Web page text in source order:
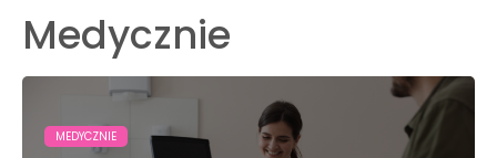
Medycznie
MEDYCZNIE